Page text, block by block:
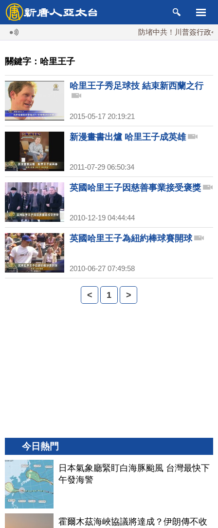
防堵中共！川普簽行政令
關鍵字：哈里王子
哈里王子秀足球技 結束新西蘭之行
2015-05-17 20:19:21
新漫畫書出爐 哈里王子成英雄
2011-07-29 06:50:34
英國哈里王子因慈善事業接受褒獎
2010-12-19 04:44:44
英國哈里王子為紐約棒球賽開球
2010-06-27 07:49:58
< 1 >
今日熱門
日本氣象廳緊盯白海豚颱風 台灣最快下
午發海警
霍爾木茲海峽協議將達成？伊朗傳不收